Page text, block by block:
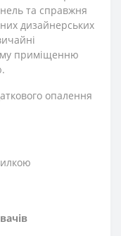
та справжня
дизайнерських
приміщенню
опалення